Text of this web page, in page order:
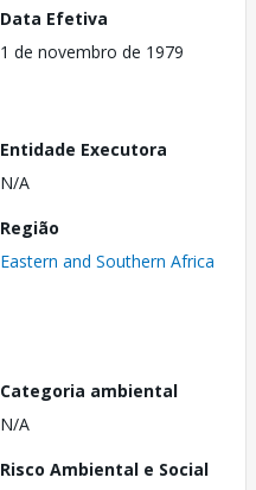
Data Efetiva
1 de novembro de 1979
Entidade Executora
N/A
Região
Eastern and Southern Africa
Categoria ambiental
N/A
Risco Ambiental e Social